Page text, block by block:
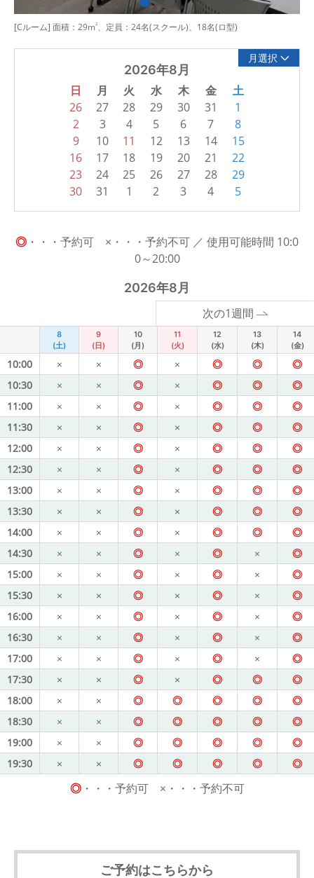
[Cルーム] 面積：29m2、定員：24名(スクール)、18名(ロ型)
月選択
2026年8月
日 月 火 水 木 金 土
26 27 28 29 30 31
1
2
3 4 5 6 7
8
9
10 11 12 13 14
15
16
17 18 19 20 21
22
23
24 25 26 27 28
29
30
31 1 2 3 4 5
◎ ・・・予約可 ×・・・予約不可 ／ 使用可能時間 10:0
0～20:00
2026年8月
次の1週間
8
(土)
9
(日)
10
(月)
11
(火)
12
(水)
13
(木)
14
(金)
10:00 × × ◎ × ◎ ◎
◎
10:30
× × ◎ × ◎ ◎
◎
11:00
× × ◎ × ◎ ◎
◎
11:30
× × ◎ × ◎ ◎
◎
12:00
× × ◎ × ◎ ◎
◎
12:30
× × ◎ × ◎ ◎
◎
13:00
× × ◎ × ◎ ◎
◎
13:30
× × ◎ × ◎ ◎
◎
14:00
× × ◎ × ◎ ◎
◎
14:30
× × ◎ × ◎ ×
◎
15:00
× × ◎ × ◎ ×
◎
15:30
× × ◎ × ◎ ×
◎
16:00
× × ◎ × ◎ ×
◎
16:30
× × ◎ × ◎ ×
◎
17:00
× × ◎ × ◎ ×
◎
17:30
× × ◎ × ◎ ◎
◎
18:00
× × ◎ ◎ ◎ ◎
◎
18:30
× × ◎ ◎ ◎ ◎
◎
19:00
× × ◎ ◎ ◎ ◎
◎
19:30
× × ◎ ◎ ◎ ◎ ◎
◎・・・予約可 ×・・・予約不可
ご予約はこちらから